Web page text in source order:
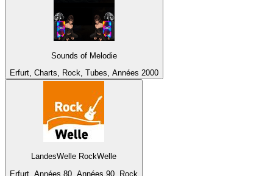
Sounds of Melodie
Erfurt, Charts, Rock, Tubes, Années 2000
LandesWelle RockWelle
Erfurt, Années 80, Années 90, Rock